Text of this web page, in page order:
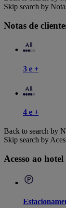
Skip search by
Notas de
3 e +
4 e +
Back to search by
Skip search by
Acesso ao hotel